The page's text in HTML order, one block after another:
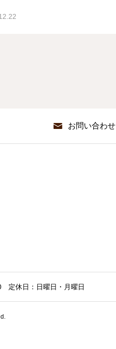
お問い合わせ
定休日：日曜日・月曜日